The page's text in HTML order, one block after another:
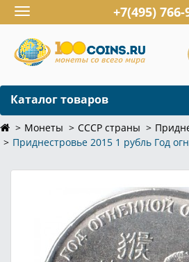
Toggle
navigation
+7(495) 766-
Каталог товаров
Монеты СССР страны
Приднестровье 2015 1 рубль Год